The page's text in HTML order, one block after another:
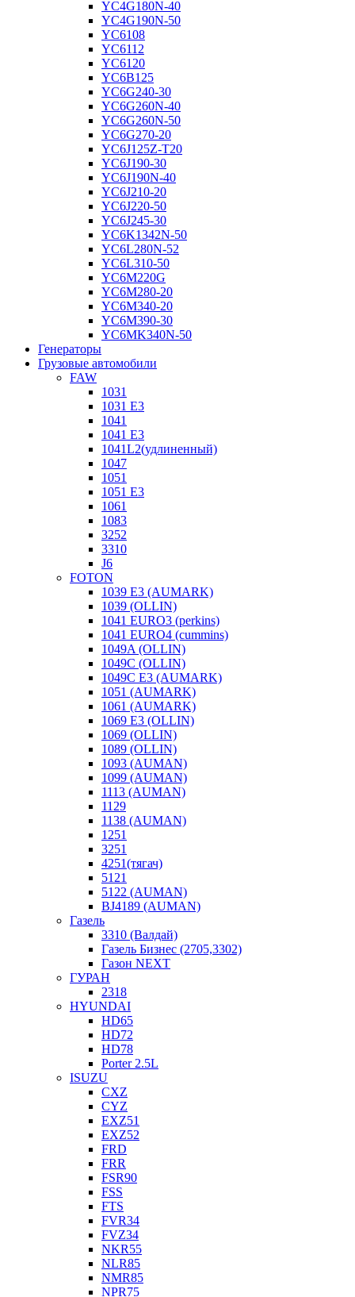
YC4G180N-40
YC4G190N-50
YC6108
YC6112
YC6120
YC6B125
YC6G240-30
YC6G260N-40
YC6G260N-50
YC6G270-20
YC6J125Z-T20
YC6J190-30
YC6J190N-40
YC6J210-20
YC6J220-50
YC6J245-30
YC6K1342N-50
YC6L280N-52
YC6L310-50
YC6M220G
YC6M280-20
YC6M340-20
YC6M390-30
YC6MK340N-50
Генераторы
Грузовые автомобили
FAW
1031
1031 E3
1041
1041 E3
1041L2(удлиненный)
1047
1051
1051 E3
1061
1083
3252
3310
J6
FOTON
1039 E3 (AUMARK)
1039 (OLLIN)
1041 EURO3 (perkins)
1041 EURO4 (cummins)
1049A (OLLIN)
1049C (OLLIN)
1049С E3 (AUMARK)
1051 (AUMARK)
1061 (AUMARK)
1069 E3 (OLLIN)
1069 (OLLIN)
1089 (OLLIN)
1093 (AUMAN)
1099 (AUMAN)
1113 (AUMAN)
1129
1138 (AUMAN)
1251
3251
4251(тягач)
5121
5122 (AUMAN)
BJ4189 (AUMAN)
Газель
3310 (Валдай)
Газель Бизнес (2705,3302)
Газон NEXT
ГУРАН
2318
HYUNDAI
HD65
HD72
HD78
Porter 2.5L
ISUZU
CXZ
CYZ
EXZ51
EXZ52
FRD
FRR
FSR90
FSS
FTS
FVR34
FVZ34
NKR55
NLR85
NMR85
NPR75